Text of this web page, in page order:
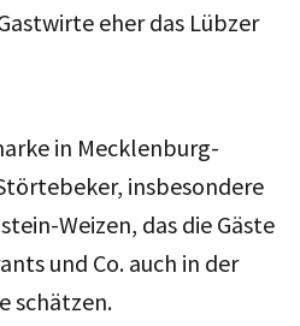
eher das Lübzer
in Mecklenburg-
insbesondere
Weizen, das die Gäste
und Co. auch in der
schätzen.